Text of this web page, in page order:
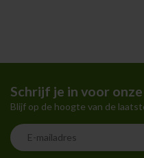
Schrijf je in voor
Blijf op de hoogte van de